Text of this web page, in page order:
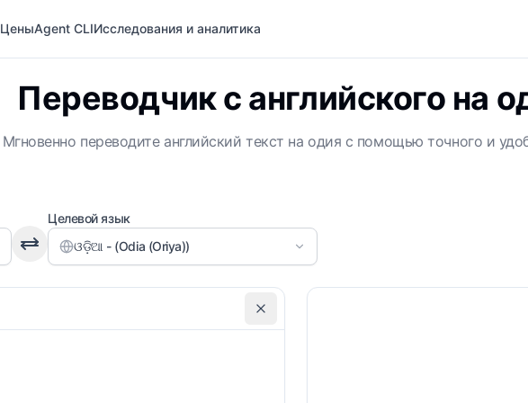
ЦеныAgent CLIИсследования и аналитика
Переводчик с английского на
Мгновенно переводите английский текст на одия с помощью точного и
Целевой язык
ଓଡ଼ିଆ - (Odia (Oriya))
Не указано